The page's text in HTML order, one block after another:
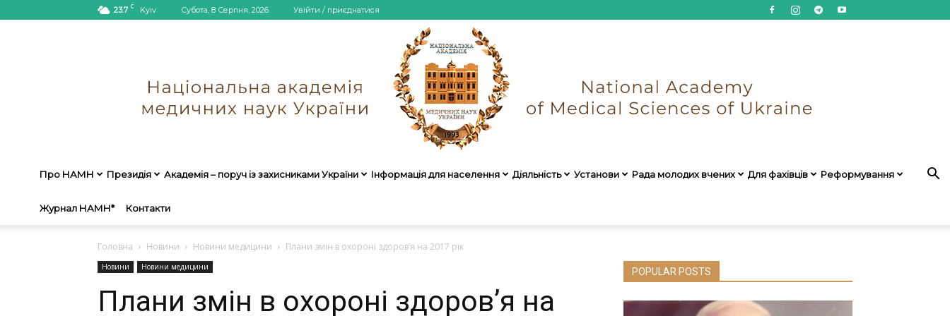
23.7 C Kyiv Субота, 8 Серпня, 2026 Увійти / приєднатися
України
Про НАМН Президія Академія – поруч із захисниками України Інформація для населення Діяльність Установи Рада молодих вчених Для фахівців Реформування
Журнал НАМН* Контакти
Головна Новини Новини медицини Плани змін в охороні здоров’я на 2017 рік
Новини Новини медицини
Плани змін в охороні здоров’я на
POPULAR POSTS